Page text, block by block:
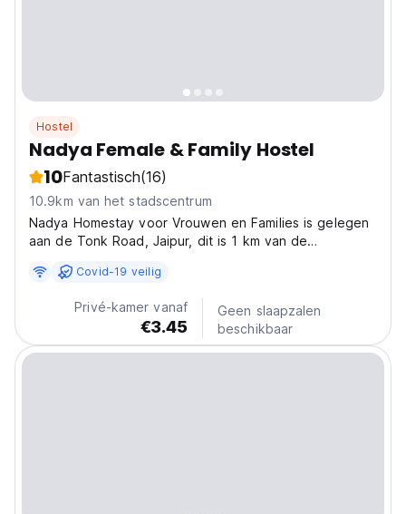
Hostel
Nadya Female & Family Hostel
10Fantastisch(16)
10.9km van het stadscentrum
Nadya Homestay voor Vrouwen en Families is gelegen
aan de Tonk Road, Jaipur, dit is 1 km van de
spoorwegstation (subbs-station van Jaipur op
Swaimadho pur -Jaipur, Raliway tra.
Covid-19 veilig
Privé-kamer vanaf
€3.45
Geen slaapzalen
beschikbaar